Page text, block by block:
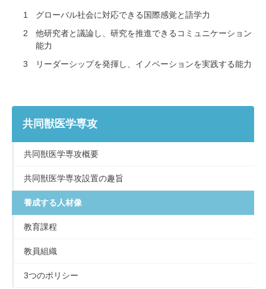
グローバル社会に対応できる国際感覚と語学力
他研究者と議論し、研究を推進できるコミュニケーション
能力
リーダーシップを発揮し、イノベーションを実践する能力
共同獣医学専攻
共同獣医学専攻概要
共同獣医学専攻設置の趣旨
養成する人材像
教育課程
教員組織
3つのポリシー